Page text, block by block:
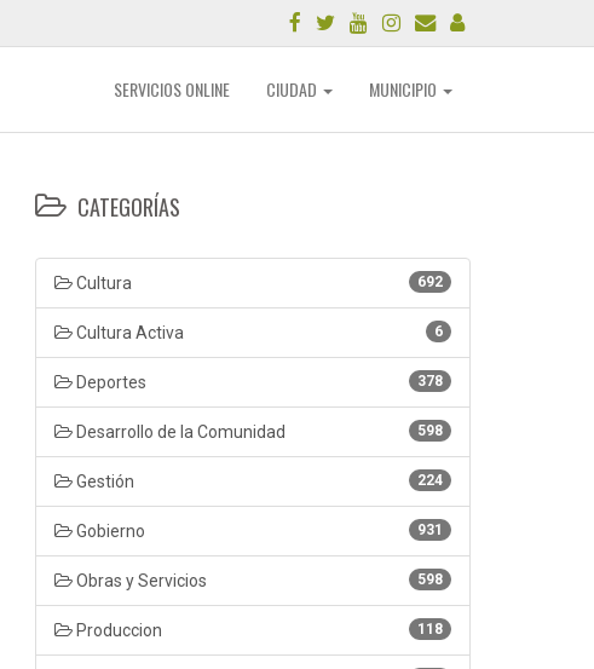
SERVICIOS ONLINE CIUDAD MUNICIPIO
CATEGORÍAS
692
Cultura
6
Cultura Activa
378
Deportes
598
Desarrollo de la Comunidad
224
Gestión
931
Gobierno
598
Obras y Servicios
118
Produccion